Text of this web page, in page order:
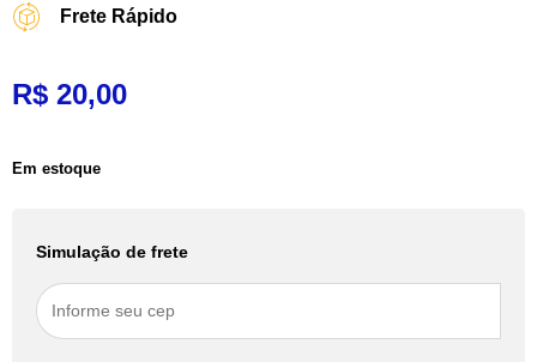
Frete Rápido
R$ 20,00
Em estoque
Simulação de frete